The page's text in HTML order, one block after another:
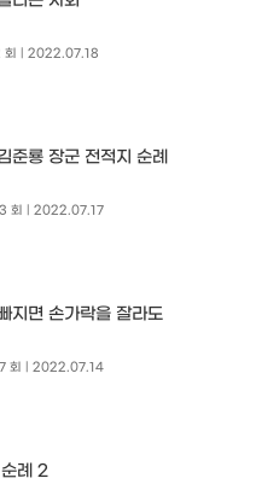
| 2022.07.18
준룡 장군 전적지 순례
회
| 2022.07.17
지면 손가락을 잘라도
회
| 2022.07.14
례 2